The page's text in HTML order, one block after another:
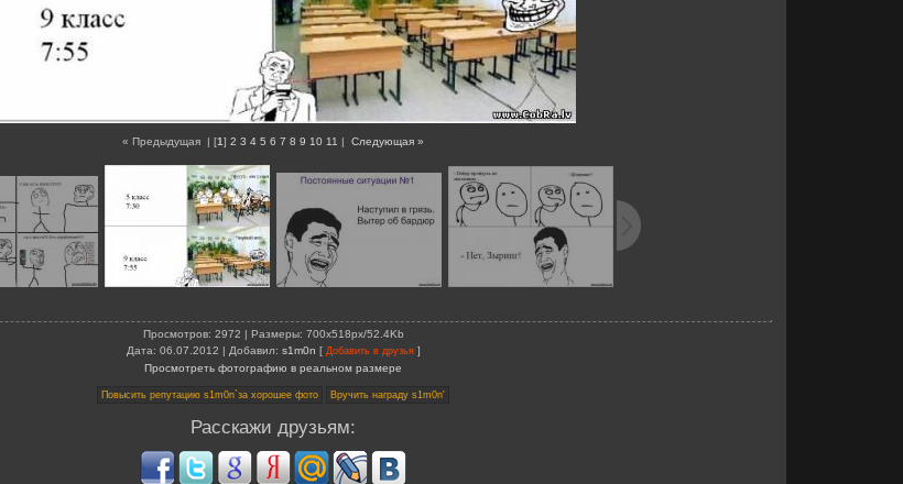
« Предыдущая| [1] 2 3 4 5 6 7 8 9 10 11 | Следующая »
Просмотров: 2972 | Размеры: 700x518px/52.4Kb
Дата: 06.07.2012 | Добавил: s1m0n [ Добавить в друзья]
Просмотреть фотографию в реальном размере
Расскажи друзьям: